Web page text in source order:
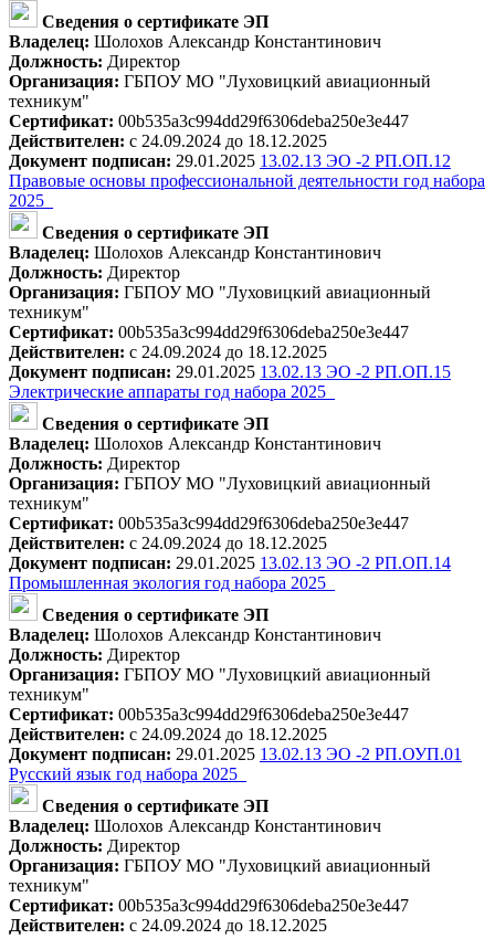
Сведения о сертификате ЭП
Владелец: Шолохов Александр Константинович
Должность: Директор
Организация: ГБПОУ МО "Луховицкий авиационный
техникум"
Сертификат: 00b535a3c994dd29f6306deba250e3e447
Действителен: с 24.09.2024 до 18.12.2025
Документ подписан: 29.01.2025 13.02.13 ЭО -2 РП.ОП.12
Правовые основы профессиональной деятельности год набора
2025_
Сведения о сертификате ЭП
Владелец: Шолохов Александр Константинович
Должность: Директор
Организация: ГБПОУ МО "Луховицкий авиационный
техникум"
Сертификат: 00b535a3c994dd29f6306deba250e3e447
Действителен: с 24.09.2024 до 18.12.2025
Документ подписан: 29.01.2025 13.02.13 ЭО -2 РП.ОП.15
Электрические аппараты год набора 2025_
Сведения о сертификате ЭП
Владелец: Шолохов Александр Константинович
Должность: Директор
Организация: ГБПОУ МО "Луховицкий авиационный
техникум"
Сертификат: 00b535a3c994dd29f6306deba250e3e447
Действителен: с 24.09.2024 до 18.12.2025
Документ подписан: 29.01.2025 13.02.13 ЭО -2 РП.ОП.14
Промышленная экология год набора 2025_
Сведения о сертификате ЭП
Владелец: Шолохов Александр Константинович
Должность: Директор
Организация: ГБПОУ МО "Луховицкий авиационный
техникум"
Сертификат: 00b535a3c994dd29f6306deba250e3e447
Действителен: с 24.09.2024 до 18.12.2025
Документ подписан: 29.01.2025 13.02.13 ЭО -2 РП.ОУП.01
Русский язык год набора 2025_
Сведения о сертификате ЭП
Владелец: Шолохов Александр Константинович
Должность: Директор
Организация: ГБПОУ МО "Луховицкий авиационный
техникум"
Сертификат: 00b535a3c994dd29f6306deba250e3e447
Действителен: с 24.09.2024 до 18.12.2025